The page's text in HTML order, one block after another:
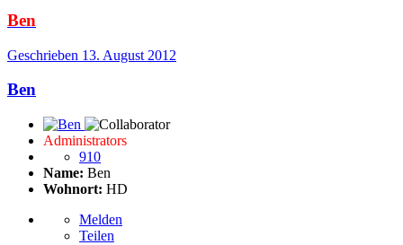
Ben
Geschrieben 13. August 2012
Ben
Administrators
910
Name: Ben
Wohnort: HD
Melden
Teilen